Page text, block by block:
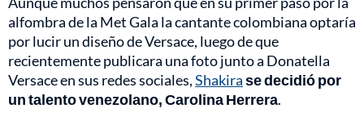
alfombra de la Met Gala la cantante colombiana optaría
por lucir un diseño de Versace, luego de que
recientemente publicara una foto junto a Donatella
Versace en sus redes sociales,Shakirase decidió por
un talento venezolano, Carolina Herrera.